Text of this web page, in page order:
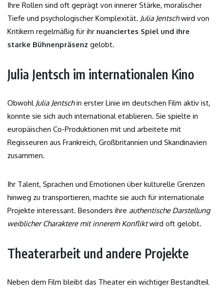
Ihre Rollen sind oft geprägt von innerer Stärke, moralischer
Tiefe und psychologischer Komplexität. Julia Jentschwird von
Kritikern regelmäßig für ihr nuanciertes Spiel und ihre
starke Bühnenpräsenz gelobt.
Julia Jentsch im internationalen Kino
Obwohl Julia Jentschin erster Linie im deutschen Film aktiv ist,
konnte sie sich auch international etablieren. Sie spielte in
europäischen Co-Produktionen mit und arbeitete mit
Regisseuren aus Frankreich, Großbritannien und Skandinavien
zusammen.
Ihr Talent, Sprachen und Emotionen über kulturelle Grenzen
hinweg zu transportieren, machte sie auch für internationale
Projekte interessant. Besonders ihre authentische Darstellung
weiblicher Charaktere mit innerem Konfliktwird oft gelobt.
Theaterarbeit und andere Projekte
Neben dem Film bleibt das Theater ein wichtiger Bestandteil